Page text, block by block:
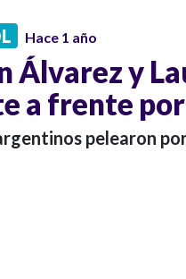
Hace 1 año
Álvarez y
a frente
pelearon